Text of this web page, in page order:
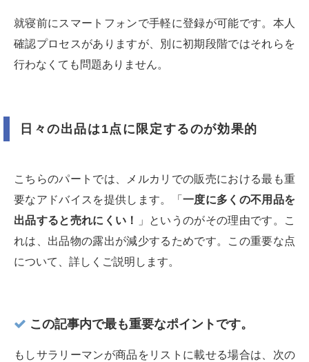
就寝前にスマートフォンで手軽に登録が可能です。本人
確認プロセスがありますが、別に初期段階ではそれらを
行わなくても問題ありません。
日々の出品は1点に限定するのが効果的
こちらのパートでは、メルカリでの販売における最も重
要なアドバイスを提供します。「 一度に多くの不用品を
出品すると売れにくい！
」というのがその理由です。こ
れは、出品物の露出が減少するためです。この重要な点
について、詳しくご説明します。
この記事内で最も重要なポイントです。
もしサラリーマンが商品をリストに載せる場合は、次の